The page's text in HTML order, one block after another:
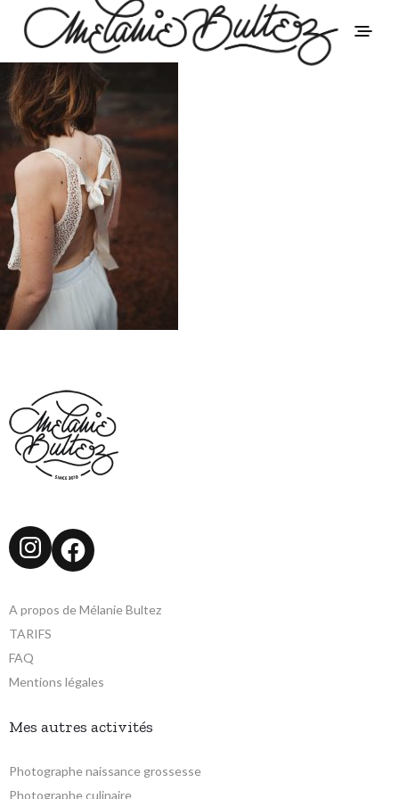
Instagram
Facebook
A propos de Mélanie Bultez
TARIFS
FAQ
Mentions légales
Mes autres activités
Photographe naissance grossesse
Photographe culinaire